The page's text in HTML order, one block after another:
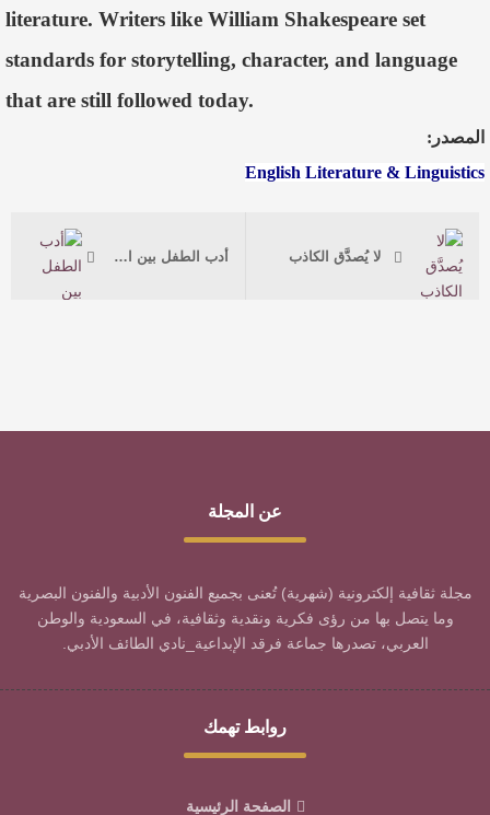
literature. Writers like William Shakespeare set
standards for storytelling, character, and language
that are still followed today.
المصدر:
English Literature & Linguistics
لا يُصدَّق الكاذب أدب الطفل بين الإبداع والوظيفة.. ضوابط فنية ومعايير نقدية
عن المجلة
مجلة ثقافية إلكترونية (شهرية) تُعنى بجميع الفنون الأدبية والفنون البصرية
وما يتصل بها من رؤى فكرية ونقدية وثقافية، في السعودية والوطن
العربي، تصدرها جماعة فرقد الإبداعية_نادي الطائف الأدبي.
روابط تهمك
الصفحة الرئيسية